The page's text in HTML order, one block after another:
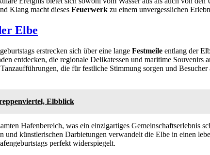
Klang macht dieses Feuerwerk zu einem unvergesslichen
Elbe
erstrecken sich über eine lange Festmeile entlang der
entdecken, die regionale Delikatessen und maritime Souvenirs
die für festliche Stimmung sorgen und Besucher
Elbblick
Hafenbereich, was ein einzigartiges Gemeinschaftserlebnis
und künstlerischen Darbietungen verwandelt die Elbe in einen
perfekt widerspiegelt.